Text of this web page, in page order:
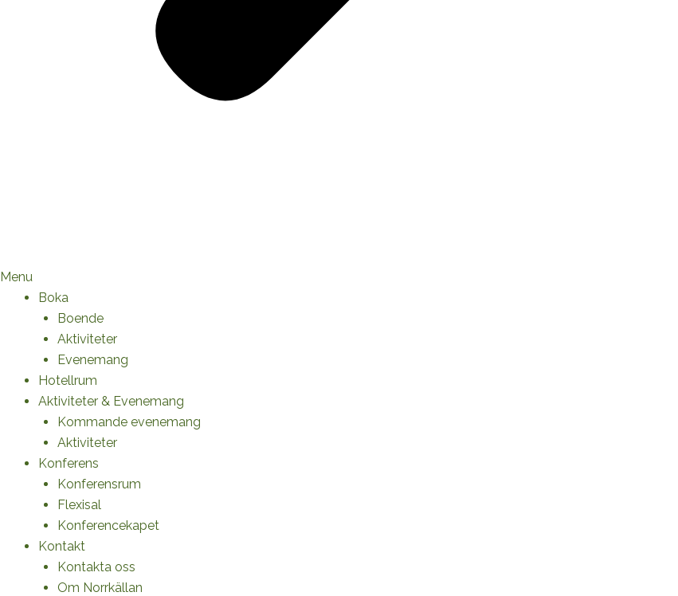
Menu
Boka
Boende
Aktiviteter
Evenemang
Hotellrum
Aktiviteter & Evenemang
Kommande evenemang
Aktiviteter
Konferens
Konferensrum
Flexisal
Konferencekapet
Kontakt
Kontakta oss
Om Norrkällan